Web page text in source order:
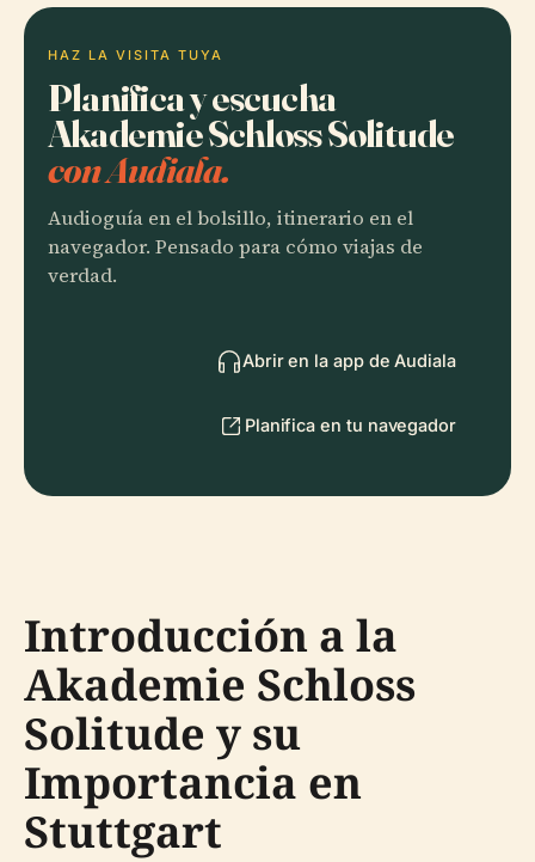
HAZ LA VISITA TUYA
Planifica y escucha
Akademie Schloss Solitude
con Audiala.
Audioguía en el bolsillo, itinerario en el
navegador. Pensado para cómo viajas de
verdad.
Abrir en la app de Audiala
Planifica en tu navegador
Introducción a la
Akademie Schloss
Solitude y su
Importancia en
Stuttgart